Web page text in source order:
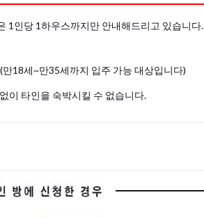
1인당 1하우스까지만 안내해드리고 있습니다.
18세~만35세까지 입주 가능 대상입니다)
이 타인을 숙박시킬 수 없습니다.